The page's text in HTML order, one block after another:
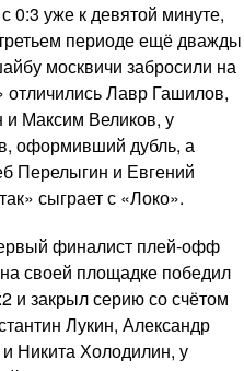
0:3 уже к девятой минуте,
периоде ещё дважды
москвичи забросили на
отличились Лавр Гашилов,
Максим Великов, у
оформивший дубль, а
Перелыгин и Евгений
сыграет с «Локо».
финалист плей-офф
своей площадке победил
и закрыл серию со счётом
Лукин, Александр
Никита Холодилин, у